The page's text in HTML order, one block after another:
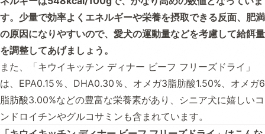
す。少量で効率よくエネルギーや栄養を摂取できる反面、肥満
の原因になりやすいので、愛犬の運動量などを考慮して給餌量
を調整してあげましょう。
また、「キウイキッチン ディナー ビーフ フリーズドライ」
は、EPA0.15％、DHA0.30％、オメガ3脂肪酸1.50%、オメガ6
脂肪酸3.00%などの豊富な栄養素があり、シニア犬に嬉しいコ
ンドロイチンやグルコサミンも含まれています。